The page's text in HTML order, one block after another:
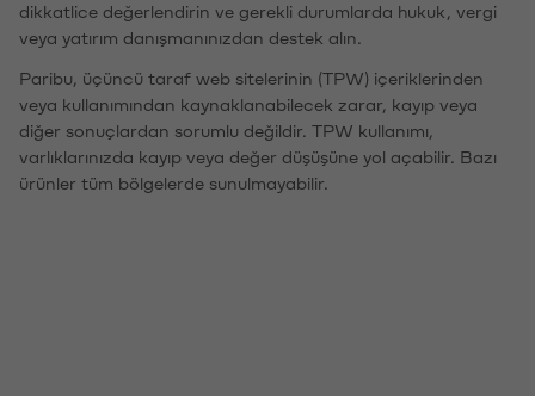
dikkatlice değerlendirin ve gerekli durumlarda hukuk, vergi
veya yatırım danışmanınızdan destek alın.
Paribu, üçüncü taraf web sitelerinin (TPW) içeriklerinden
veya kullanımından kaynaklanabilecek zarar, kayıp veya
diğer sonuçlardan sorumlu değildir. TPW kullanımı,
varlıklarınızda kayıp veya değer düşüşüne yol açabilir. Bazı
ürünler tüm bölgelerde sunulmayabilir.